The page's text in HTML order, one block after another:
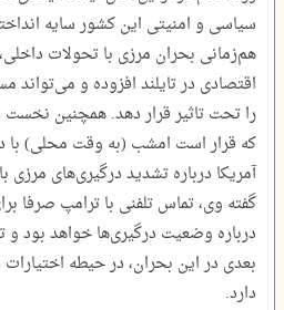
سیاسی و امنیتی این کشور سایه
هم‌زمانی بحران مرزی با تحولات
اقتصادی در تایلند افزوده و می‌تواند
را تحت تاثیر قرار دهد. همچنین نخست
که قرار است امشب (به وقت محلی) با
آمریکا درباره تشدید درگیری‌های مرزی
گفته وی، تماس تلفنی با ترامپ صرفا
درباره وضعیت درگیری‌ها خواهد بود و
بعدی در این بحران، در حیطه
دارد.